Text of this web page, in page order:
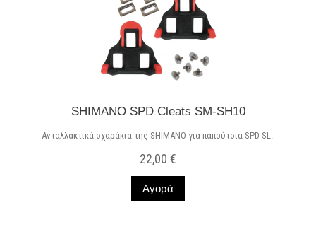
SHIMANO SPD Cleats SM-SH10
Ανταλλακτικά σχαράκια της SHIMANO για παπούτσια SPD SL.
22,00 €
Αγορά